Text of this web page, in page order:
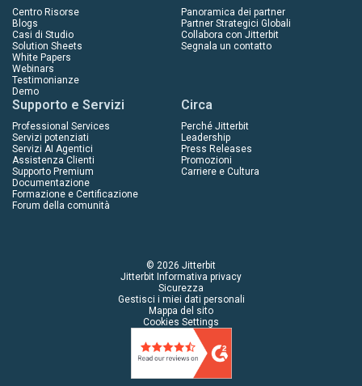
Centro Risorse
Blogs
Casi di Studio
Solution Sheets
White Papers
Webinars
Testimonianze
Demo
Panoramica dei partner
Partner Strategici Globali
Collabora con Jitterbit
Segnala un contatto
Supporto e Servizi
Professional Services
Servizi potenziati
Servizi AI Agentici
Assistenza Clienti
Supporto Premium
Documentazione
Formazione e Certificazione
Forum della comunità
Circa
Perché Jitterbit
Leadership
Press Releases
Promozioni
Carriere e Cultura
© 2026 Jitterbit
Jitterbit Informativa privacy
Sicurezza
Gestisci i miei dati personali
Mappa del sito
Cookies Settings